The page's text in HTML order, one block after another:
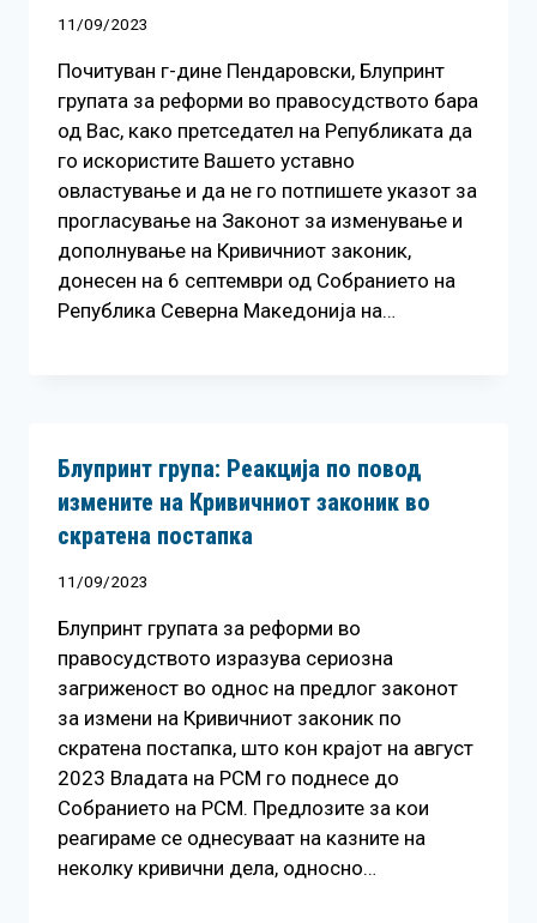
11/09/2023
Почитуван г-дине Пендаровски, Блупринт
групата за реформи во правосудството бара
од Вас, како претседател на Републиката да
го искористите Вашето уставно
овластување и да не го потпишете указот за
прогласување на Законот за изменување и
дополнување на Кривичниот законик,
донесен на 6 септември од Собранието на
Република Северна Македонија на…
Блупринт група: Реакција по повод
измените на Кривичниот законик во
скратена постапка
11/09/2023
Блупринт групата за реформи во
правосудството изразува сериозна
загриженост во однос на предлог законот
за измени на Кривичниот законик по
скратена постапка, што кон крајот на август
2023 Владата на РСМ го поднесе до
Собранието на РСМ. Предлозите за кои
реагираме се однесуваат на казните на
неколку кривични дела, односно…